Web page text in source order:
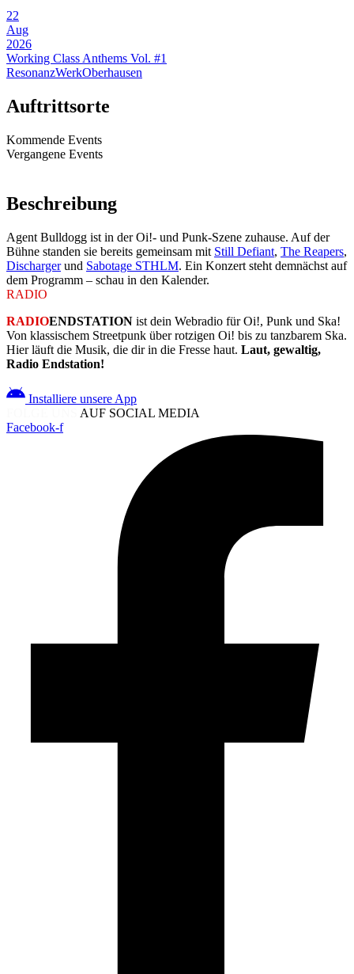
22
Aug
2026
Working Class Anthems Vol. #1
ResonanzWerkOberhausen
Auftrittsorte
Kommende Events
Vergangene Events
Beschreibung
Agent Bulldogg ist in der Oi!- und Punk-Szene zuhause. Auf der
Bühne standen sie bereits gemeinsam mit Still Defiant, The Reapers,
Dischargerund Sabotage STHLM. Ein Konzert steht demnächst auf
dem Programm – schau in den Kalender.
RADIO
RADIOENDSTATION ist dein Webradio für Oi!, Punk und Ska!
Von klassischem Streetpunk über rotzigen Oi! bis zu tanzbarem Ska.
Hier läuft die Musik, die dir in die Fresse haut. Laut, gewaltig,
Radio Endstation!
Installiere unsere App
AUF SOCIAL MEDIA
Facebook-f